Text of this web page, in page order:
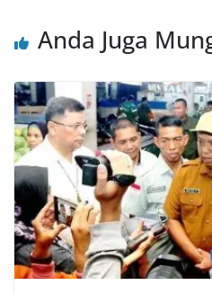
Anda Juga